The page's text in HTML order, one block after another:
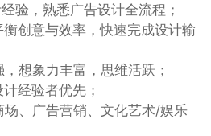
验，熟悉广告设计全流程；
创意与效率，快速完成设计输
想象力丰富，思维活跃；
经验者优先；
、广告营销、文化艺术/娱乐